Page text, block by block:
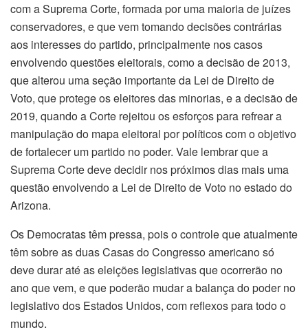
com a Suprema Corte, formada por uma maioria de juízes
conservadores, e que vem tomando decisões contrárias
aos interesses do partido, principalmente nos casos
envolvendo questões eleitorais, como a decisão de 2013,
que alterou uma seção importante da Lei de Direito de
Voto, que protege os eleitores das minorias, e a decisão de
2019, quando a Corte rejeitou os esforços para refrear a
manipulação do mapa eleitoral por políticos com o objetivo
de fortalecer um partido no poder. Vale lembrar que a
Suprema Corte deve decidir nos próximos dias mais uma
questão envolvendo a Lei de Direito de Voto no estado do
Arizona.
Os Democratas têm pressa, pois o controle que atualmente
têm sobre as duas Casas do Congresso americano só
deve durar até as eleições legislativas que ocorrerão no
ano que vem, e que poderão mudar a balança do poder no
legislativo dos Estados Unidos, com reflexos para todo o
mundo.